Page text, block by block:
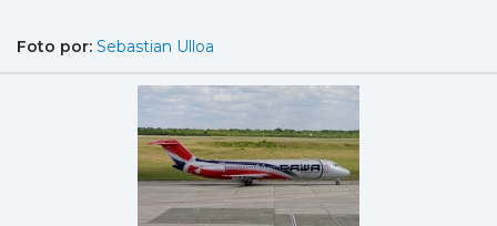
Foto por: Sebastian Ulloa